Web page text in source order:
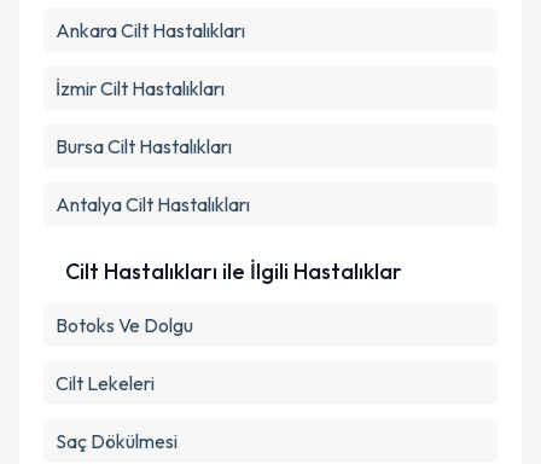
AnkaraCilt Hastalıkları
İzmirCilt Hastalıkları
BursaCilt Hastalıkları
AntalyaCilt Hastalıkları
Cilt Hastalıkları ile İlgili Hastalıklar
Botoks Ve Dolgu
Cilt Lekeleri
Saç Dökülmesi